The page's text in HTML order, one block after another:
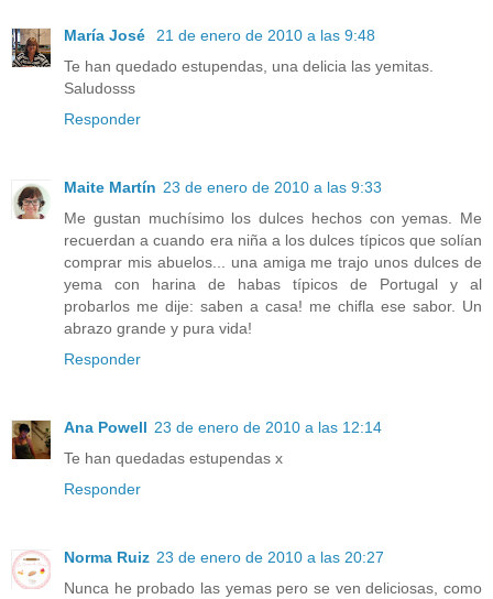
María José
21 de enero de 2010 a las 9:48
Te han quedado estupendas, una delicia las yemitas.
Saludosss
Responder
Maite Martín 23 de enero de 2010 a las 9:33
Me gustan muchísimo los dulces hechos con yemas. Me
recuerdan a cuando era niña a los dulces típicos que solían
comprar mis abuelos... una amiga me trajo unos dulces de
yema con harina de habas típicos de Portugal y al
probarlos me dije: saben a casa! me chifla ese sabor. Un
abrazo grande y pura vida!
Responder
Ana Powell 23 de enero de 2010 a las 12:14
Te han quedadas estupendas x
Responder
Norma Ruiz 23 de enero de 2010 a las 20:27
Nunca he probado las yemas pero se ven deliciosas, como